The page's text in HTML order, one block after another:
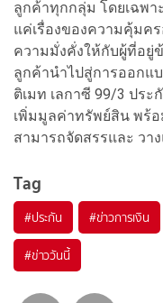
ลูกค้าทุกกลุ่ม โดยเฉพา
แค่เรื่องของความคุ้มค
ความมั่งคั่งให้กับผู้ที่อยู่
ลูกค้านำไปสู่การออก
ติเมท เลกาซี 99/3 ปร
เพิ่มมูลค่าทรัพย์สิน พร้อ
สามารถจัดสรรและ วา
Tag
#ประกัน #ข่าวการเงิน
#ข่าววันนี้